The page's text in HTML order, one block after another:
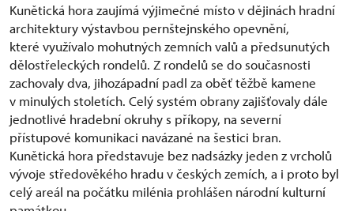
Kunětická hora zaujímá výjimečné místo v dějinách hradní
architektury výstavbou pernštejnského opevnění,
které využívalo mohutných zemních valů a předsunutých
dělostřeleckých rondelů. Z rondelů se do současnosti
zachovaly dva, jihozápadní padl za oběť těžbě kamene
v minulých stoletích. Celý systém obrany zajišťovaly dále
jednotlivé hradební okruhy s příkopy, na severní
přístupové komunikaci navázané na šestici bran.
Kunětická hora představuje bez nadsázky jeden z vrcholů
vývoje středověkého hradu v českých zemích, a i proto byl
celý areál na počátku milénia prohlášen národní kulturní